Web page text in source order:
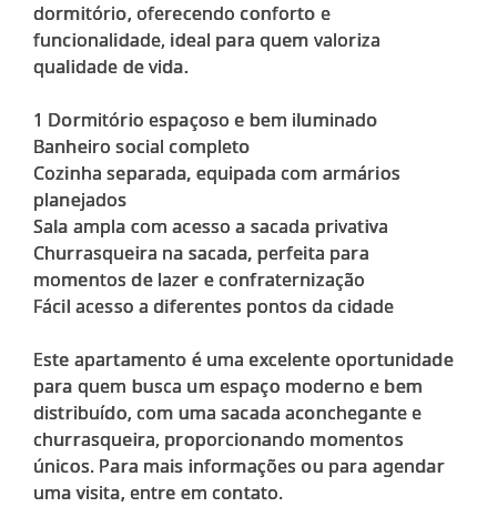
dormitório, oferecendo conforto e
funcionalidade, ideal para quem valoriza
qualidade de vida.
1 Dormitório espaçoso e bem iluminado
Banheiro social completo
Cozinha separada, equipada com armários
planejados
Sala ampla com acesso a sacada privativa
Churrasqueira na sacada, perfeita para
momentos de lazer e confraternização
Fácil acesso a diferentes pontos da cidade
Este apartamento é uma excelente oportunidade
para quem busca um espaço moderno e bem
distribuído, com uma sacada aconchegante e
churrasqueira, proporcionando momentos
únicos. Para mais informações ou para agendar